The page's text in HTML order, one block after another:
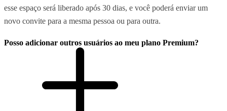
esse espaço será liberado após 30 dias, e você poderá enviar um
novo convite para a mesma pessoa ou para outra.
Posso adicionar outros usuários ao meu plano Premium?